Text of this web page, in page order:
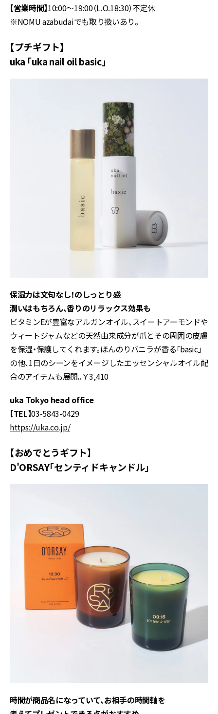
【営業時間】10:00～19:00（L.O.18:30）不定休
※NOMU azabudaiでも取り扱いあり。
【プチギフト】
uka 「uka nail oil basic」
保湿力は文句なし！のしっとり感
潤いはもちろん、香りのリラックス効果も
ビタミンEが豊富なアルガンオイル、スイートアーモンドや
ウィートジャムなどの天然由来成分が爪とその周囲の皮膚
を保湿・保護してくれます。ほんのりバニラが香る「basic」
の他、1日のシーンをイメージしたエッセンシャルオイル配
合のアイテムも展開。￥3,410
uka Tokyo head office
【TEL】03-5843-0429
https://uka.co.jp/
【おめでとうギフト】
D'ORSAY「センティドキャンドル」
時間が商品名になっていて、お相手の時間軸を